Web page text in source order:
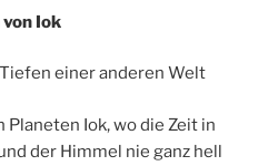
Iok
einer anderen Welt
Iok, wo die Zeit in
der Himmel nie ganz hell